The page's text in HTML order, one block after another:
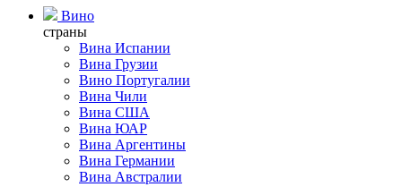
Вино
страны
Вина Испании
Вина Грузии
Вино Португалии
Вина Чили
Вина США
Вина ЮАР
Вина Аргентины
Вина Германии
Вина Австралии